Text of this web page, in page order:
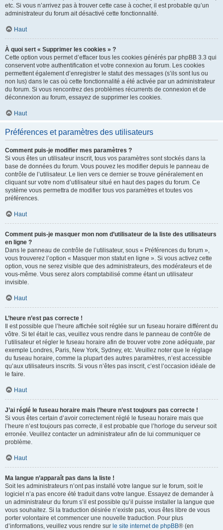
etc. Si vous n’arrivez pas à trouver cette case à cocher, il est probable qu’un
administrateur du forum ait désactivé cette fonctionnalité.
Haut
À quoi sert « Supprimer les cookies » ?
Cette option vous permet d’effacer tous les cookies générés par phpBB 3.3 qui
conservent votre authentification et votre connexion au forum. Les cookies
permettent également d’enregistrer le statut des messages (s’ils sont lus ou
non lus) dans le cas où cette fonctionnalité a été activée par un administrateur
du forum. Si vous rencontrez des problèmes récurrents de connexion et de
déconnexion au forum, essayez de supprimer les cookies.
Haut
Préférences et paramètres des utilisateurs
Comment puis-je modifier mes paramètres ?
Si vous êtes un utilisateur inscrit, tous vos paramètres sont stockés dans la
base de données du forum. Vous pouvez les modifier depuis le panneau de
contrôle de l’utilisateur. Le lien vers ce dernier se trouve généralement en
cliquant sur votre nom d’utilisateur situé en haut des pages du forum. Ce
système vous permettra de modifier tous vos paramètres et toutes vos
préférences.
Haut
Comment puis-je masquer mon nom d’utilisateur de la liste des utilisateurs
en ligne ?
Dans le panneau de contrôle de l’utilisateur, sous « Préférences du forum »,
vous trouverez l’option « Masquer mon statut en ligne ». Si vous activez cette
option, vous ne serez visible que des administrateurs, des modérateurs et de
vous-même. Vous serez alors comptabilisé comme étant un utilisateur
invisible.
Haut
L’heure n’est pas correcte !
Il est possible que l’heure affichée soit réglée sur un fuseau horaire différent du
vôtre. Si tel était le cas, veuillez vous rendre dans le panneau de contrôle de
l’utilisateur et régler le fuseau horaire afin de trouver votre zone adéquate, par
exemple Londres, Paris, New York, Sydney, etc. Veuillez noter que le réglage
du fuseau horaire, comme la plupart des autres paramètres, n’est accessible
qu’aux utilisateurs inscrits. Si vous n’êtes pas inscrit, c’est l’occasion idéale de
le faire.
Haut
J’ai réglé le fuseau horaire mais l’heure n’est toujours pas correcte !
Si vous êtes certain d’avoir correctement réglé le fuseau horaire mais que
l’heure n’est toujours pas correcte, il est probable que l’horloge du serveur soit
erronée. Veuillez contacter un administrateur afin de lui communiquer ce
problème.
Haut
Ma langue n’apparaît pas dans la liste !
Soit les administrateurs n’ont pas installé votre langue sur le forum, soit le
logiciel n’a pas encore été traduit dans votre langue. Essayez de demander à
un administrateur du forum s’il est possible qu’il puisse installer la langue que
vous souhaitez. Si la traduction désirée n’existe pas, vous êtes libre de vous
porter volontaire et commencer une nouvelle traduction. Pour plus
d’informations, veuillez vous rendre sur le site internet de phpBB® (en